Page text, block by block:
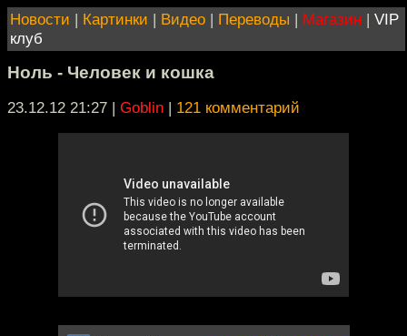
Новости | Картинки | Видео | Переводы | Магазин | VIP
клуб
Ноль - Человек и кошка
23.12.12 21:27 | Goblin | 121 комментарий